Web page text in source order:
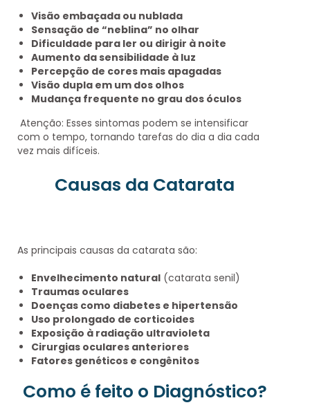
Visão embaçada ou nublada
Sensação de “neblina” no olhar
Dificuldade para ler ou dirigir à noite
Aumento da sensibilidade à luz
Percepção de cores mais apagadas
Visão dupla em um dos olhos
Mudança frequente no grau dos óculos
Atenção: Esses sintomas podem se intensificar
com o tempo, tornando tarefas do dia a dia cada
vez mais difíceis.
Causas da Catarata
As principais causas da catarata são:
Envelhecimento natural (catarata senil)
Traumas oculares
Doenças como diabetes e hipertensão
Uso prolongado de corticoides
Exposição à radiação ultravioleta
Cirurgias oculares anteriores
Fatores genéticos e congênitos
Como é feito o Diagnóstico?